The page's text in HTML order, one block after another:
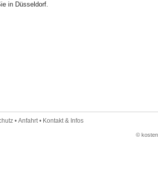
in Düsseldorf.
• Anfahrt• Kontakt & Infos
©